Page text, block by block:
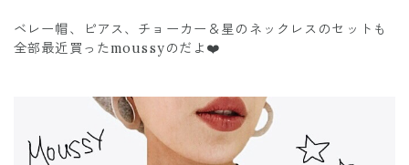
ベレー帽、ピアス、チョーカー＆星のネックレスのセットも
全部最近買ったmoussyのだよ❤️